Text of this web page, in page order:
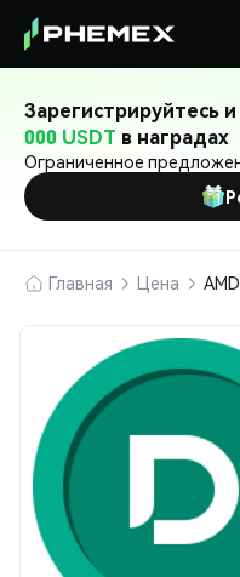
Зарегистрируйтесь
000 USDT в наградах
Ограниченное
Главная Цена